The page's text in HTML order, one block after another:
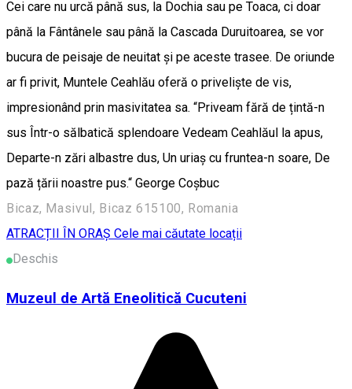
Cei care nu urcă până sus, la Dochia sau pe Toaca, ci doar
până la Fântânele sau până la Cascada Duruitoarea, se vor
bucura de peisaje de neuitat și pe aceste trasee. De oriunde
ar fi privit, Muntele Ceahlău oferă o priveliște de vis,
impresionând prin masivitatea sa. “Priveam fără de țintă-n
sus Într-o sălbatică splendoare Vedeam Ceahlăul la apus,
Departe-n zări albastre dus, Un uriaș cu fruntea-n soare, De
pază țării noastre pus.“ George Coşbuc
Bicaz, Masivul, Bicaz 615100, Romania
ATRACȚII ÎN ORAȘ Cele mai căutate locații
Deschis
Muzeul de Artă Eneolitică Cucuteni